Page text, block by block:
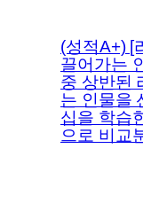
(성적A+) [
끌어가는
중 상반된
는 인물을
십을 학습
으로 비교